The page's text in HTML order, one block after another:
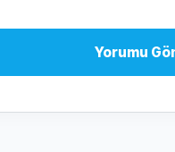
Yorumu